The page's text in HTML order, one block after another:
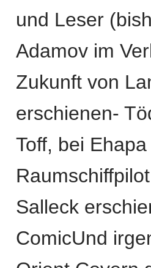
und Leser
Adamov im
Zukunft von
erschienen-
Toff, bei
Salleck
ComicUnd